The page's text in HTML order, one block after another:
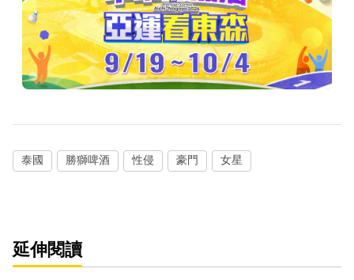
泰國 勝獅啤酒 性侵 豪門 女星
延伸閱讀